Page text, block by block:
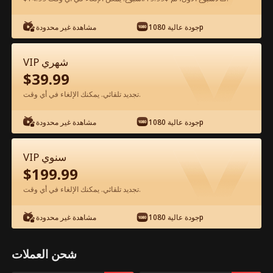
شاهد مجانًا في التطبيق
الحلقة 44 - زوجتي صعبة الإرضاء الفيلم كامل
1-50 51-53 جميع الحلقات
مشاهدة غير محدودة جودة عالية 1080p
VIP شهري
$39.99
تجديد تلقائي. يمكنك الإلغاء في أي وقت.
مشاهدة غير محدودة جودة عالية 1080p
VIP سنوي
$199.99
تجديد تلقائي. يمكنك الإلغاء في أي وقت.
مشاهدة غير محدودة جودة عالية 1080p
شحن العملات